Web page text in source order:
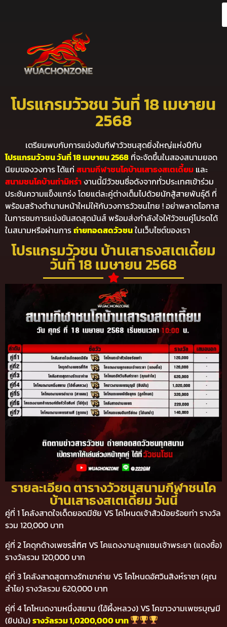
โปรแกรมวัวชน วันที่ 18 เมษายน
2568
เตรียมพบกับการแข่งขันกีฬาวัวชนสุดยิ่งใหญ่แห่งปีกับ
โปรแกรมวัวชน วันที่ 18 เมษายน 2568 ที่จะจัดขึ้นในสองสนามยอด
นิยมของวงการ ได้แก่ สนามกีฬาชนโคบ้านเสาธงสเตเดี้ยม และ
สนามชนโคบ้านท่ามิหรำงานนี้มีวัวชนชื่อดังจากทั่วประเทศเข้าร่วม
ประชันความแข็งแกร่ง โดยแต่ละคู่ต่างเต็มไปด้วยนักสู้สายพันธุ์ดี ที่
พร้อมสร้างตำนานหน้าใหม่ให้กับวงการวัวชนไทย ! อย่าพลาดโอกาส
ในการชมการแข่งขันสดสุดมันส์ พร้อมส่งกำลังใจให้วัวชนคู่โปรดได้
ในสนามหรือผ่านการถ่ายทอดสดวัวชนในเว็บไซต์ของเรา
โปรแกรมวัวชน บ้านเสาธงสเตเดี้ยม
วันที่ 18 เมษายน 2568
รายละเอียด ตารางวัวชนสนามกีฬาชนโค
บ้านเสาธงสเตเดี้ยม วันนี้
คู่ที่ 1 โคลังสาดใจเด็ดยอดมีชัย VS โคโหนดเจ้าสัวน้อยร้อยท่า รางวัล
รวม 120,000 บาท
คู่ที่ 2 โคดุกด้างเพชรสี่ทิศ VS โคแดงงามลูกแซมเจ้าพระยา (แดงซื้อ)
รางวัลรวม 120,000 บาท
คู่ที่ 3 โคลังสาดสุดทางรักเขาค่าย VS โคโหนดอัศวินสิงห์ราชา (คุณ
ลำไย) รางวัลรวม 620,000 บาท
คู่ที่ 4 โคโหนดงามหนึ่งสยาม (ไอ้ผึ้งหลวง) VS โคขาวงามเพชรบุญมี
(ยิปมัน)รางวัลรวม 1,0200,000 บาท